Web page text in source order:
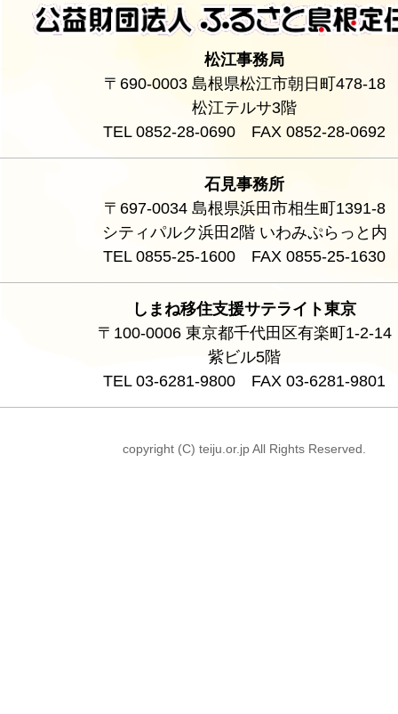
松江事務局
〒690-0003 島根県松江市朝日町478-18
松江テルサ3階
TEL 0852-28-0690 FAX 0852-28-0692
石見事務所
〒697-0034 島根県浜田市相生町1391-8
シティパルク浜田2階 いわみぷらっと内
TEL 0855-25-1600 FAX 0855-25-1630
しまね移住支援サテライト東京
〒100-0006 東京都千代田区有楽町1-2-14
紫ビル5階
TEL 03-6281-9800 FAX 03-6281-9801
copyright (C) teiju.or.jp All Rights Reserved.